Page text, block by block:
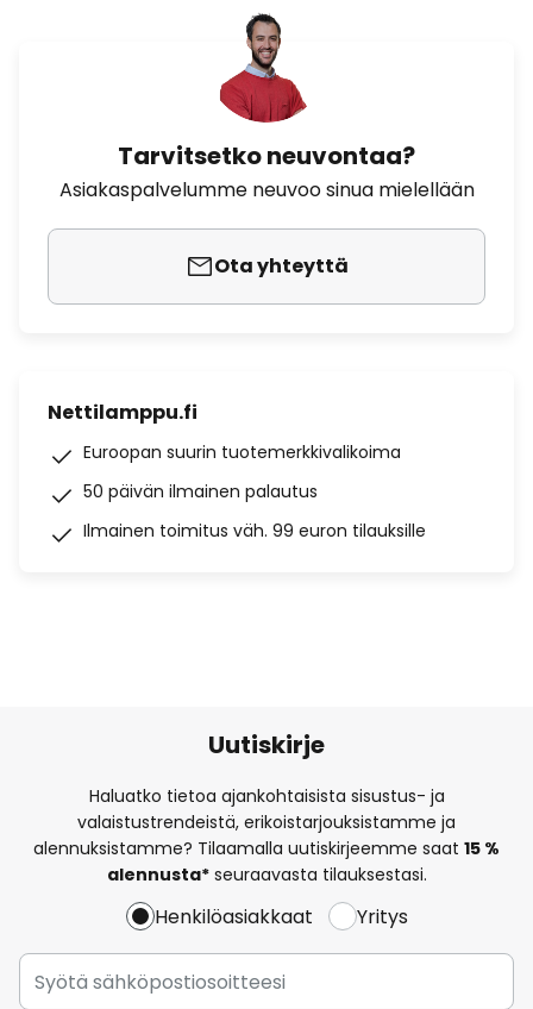
Tarvitsetko neuvontaa?
Asiakaspalvelumme neuvoo sinua mielellään
Ota yhteyttä
Nettilamppu.fi
Euroopan suurin tuotemerkkivalikoima
50 päivän ilmainen palautus
Ilmainen toimitus väh. 99 euron tilauksille
Uutiskirje
Haluatko tietoa ajankohtaisista sisustus- ja
valaistustrendeistä, erikoistarjouksistamme ja
alennuksistamme? Tilaamalla uutiskirjeemme saat 15 %
alennusta*seuraavasta tilauksestasi.
Henkilöasiakkaat Yritys